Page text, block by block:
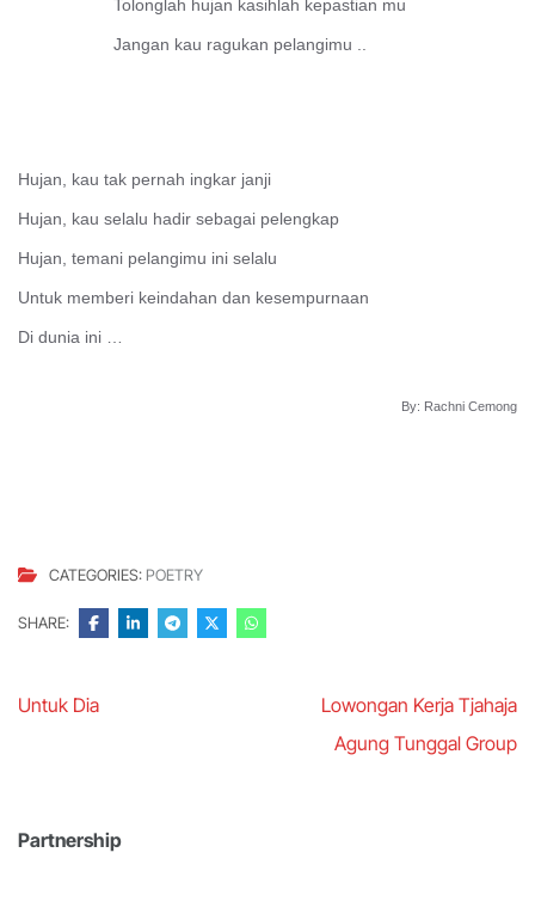
Tolonglah hujan kasihlah kepastian mu
Jangan kau ragukan pelangimu ..
Hujan, kau tak pernah ingkar janji
Hujan, kau selalu hadir sebagai pelengkap
Hujan, temani pelangimu ini selalu
Untuk memberi keindahan dan kesempurnaan
Di dunia ini …
By: Rachni Cemong
CATEGORIES: POETRY
SHARE:
Post
Untuk Dia
Lowongan Kerja Tjahaja
Agung Tunggal Group
Partnership